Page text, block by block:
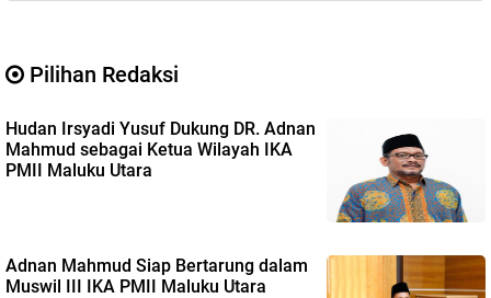
Pilihan Redaksi
Hudan Irsyadi Yusuf Dukung DR. Adnan
Mahmud sebagai Ketua Wilayah IKA
PMII Maluku Utara
Adnan Mahmud Siap Bertarung dalam
Muswil III IKA PMII Maluku Utara